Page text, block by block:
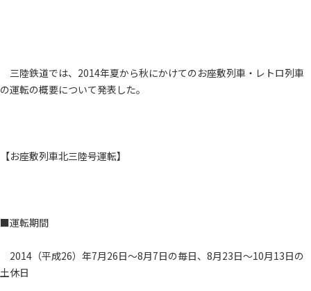
三陸鉄道では、2014年夏から秋にかけてのお座敷列車・レトロ列車
の運転の概要について発表した。
【お座敷列車北三陸号運転】
■運転期間
2014（平成26）年7月26日～8月7日の毎日、8月23日～10月13日の
土休日